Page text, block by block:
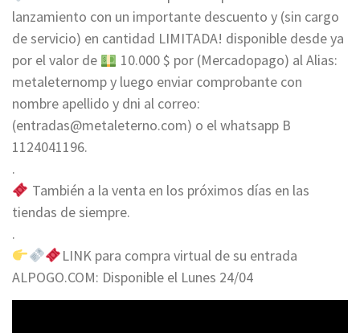
lanzamiento con un importante descuento y (sin cargo
de servicio) en cantidad LIMITADA! disponible desde ya
por el valor de
10.000 $ por (Mercadopago) al Alias:
metaleternomp y luego enviar comprobante con
nombre apellido y dni al correo:
(entradas@metaleterno.com) o el whatsapp B
1124041196.
.
También a la venta en los próximos días en las
tiendas de siempre.
.
LINK para compra virtual de su entrada
ALPOGO.COM: Disponible el Lunes 24/04